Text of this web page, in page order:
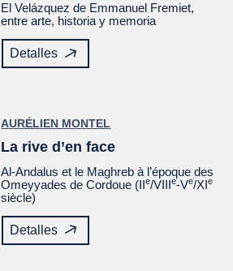
ElVelázquez de Emmanuel Fremiet,
entre arte, historia y memoria
Detalles
AURÉLIEN MONTEL
La rive d’en face
Al-Andalus et le Maghreb à l’époque des
Omeyyades de Cordoue (IIe/VIIIe-Ve/XIe
siècle)
Detalles